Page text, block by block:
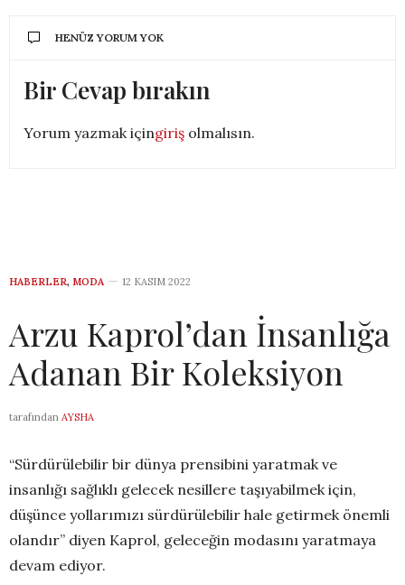
HENÜZ YORUM YOK
Bir Cevap bırakın
Yorum yazmak içingiriş olmalısın.
HABERLER, MODA 12 KASIM 2022
Arzu Kaprol’dan İnsanlığa
Adanan Bir Koleksiyon
tarafından AYSHA
“Sürdürülebilir bir dünya prensibini yaratmak ve
insanlığı sağlıklı gelecek nesillere taşıyabilmek için,
düşünce yollarımızı sürdürülebilir hale getirmek önemli
olandır” diyen Kaprol, geleceğin modasını yaratmaya
devam ediyor.